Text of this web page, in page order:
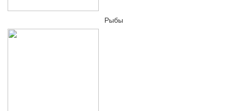
Рыбы